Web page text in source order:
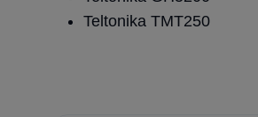
Teltonika TMT250